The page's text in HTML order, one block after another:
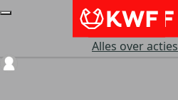
Alles over acties